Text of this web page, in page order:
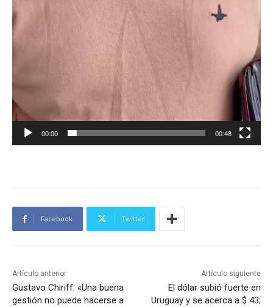
00:00 00:48
Facebook Twitter
Artículo anterior
Gustavo Chiriff: «Una buena
gestión no puede hacerse a
Artículo siguiente
El dólar subió fuerte en
Uruguay y se acerca a $ 43;